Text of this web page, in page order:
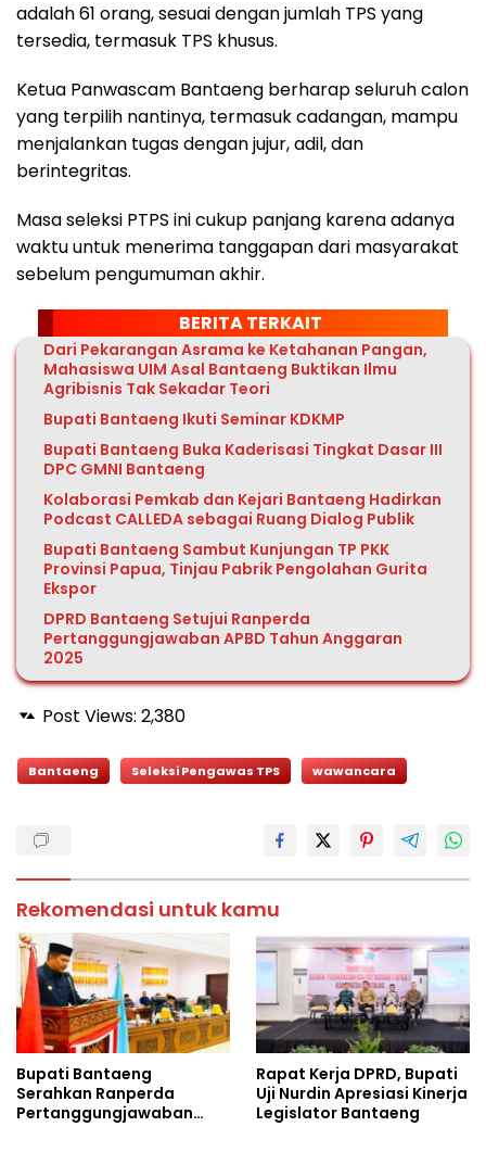
adalah 61 orang, sesuai dengan jumlah TPS yang
tersedia, termasuk TPS khusus.
Ketua Panwascam Bantaeng berharap seluruh calon
yang terpilih nantinya, termasuk cadangan, mampu
menjalankan tugas dengan jujur, adil, dan
berintegritas.
Masa seleksi PTPS ini cukup panjang karena adanya
waktu untuk menerima tanggapan dari masyarakat
sebelum pengumuman akhir.
BERITA TERKAIT
Dari Pekarangan Asrama ke Ketahanan Pangan,
Mahasiswa UIM Asal Bantaeng Buktikan Ilmu
Agribisnis Tak Sekadar Teori
Bupati Bantaeng Ikuti Seminar KDKMP
Bupati Bantaeng Buka Kaderisasi Tingkat Dasar III
DPC GMNI Bantaeng
Kolaborasi Pemkab dan Kejari Bantaeng Hadirkan
Podcast CALLEDA sebagai Ruang Dialog Publik
Bupati Bantaeng Sambut Kunjungan TP PKK
Provinsi Papua, Tinjau Pabrik Pengolahan Gurita
Ekspor
DPRD Bantaeng Setujui Ranperda
Pertanggungjawaban APBD Tahun Anggaran
2025
Post Views: 2,380
Bantaeng Seleksi Pengawas TPS wawancara
Rekomendasi untuk kamu
Bupati Bantaeng
Serahkan Ranperda
Pertanggungjawaban
Rapat Kerja DPRD, Bupati
Uji Nurdin Apresiasi Kinerja
Legislator Bantaeng